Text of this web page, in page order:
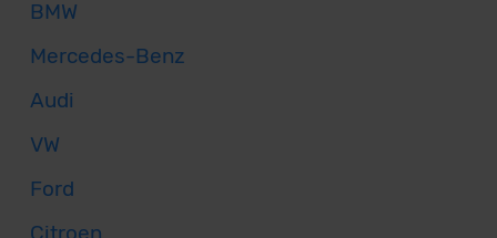
BMW
Mercedes-Benz
Audi
VW
Ford